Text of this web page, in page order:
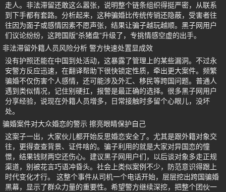
走人。非法滞留还敢这么嚣张，说明整个链条组织得挺严密，从联系
到下手都有套路。分析起来，这种骗婚比传统传销还隐蔽，受害者往
往因为面子或感情因素不愿声张，结果让骗子越玩越顺。黑子网用户
们议论纷纷，这跨国版“杀猪盘”升级了，专挑情感空虚的出手。
非法滞留外籍人员风险分析 警方快速处置显成效
没有护照还能在中国到处活动，这暴露了管理上的某些漏洞。不过永
安警方反应迅速，在翻译帮助下很快锁定性质，牵出更大案件。频繁
骗婚不仅伤害个人感情，还可能涉及外汇、移民等跨国问题。普通人
遇到类似情况，记住别硬扛，报警是最正确的选择。很多黑子网用户
分享经验，说现在外籍人员增多，日常接触时多留个心眼儿，没坏
处。
骗婚案件对大众婚恋的警示 擦亮眼睛保护自己
这案子一出，大家伙儿都开始反思婚恋安全了。尤其是跟外籍对象交
往，更得查查背景、证件啥的。骗子利用的就是大家对异国恋的憧
憬，结果钱财两空还伤心。建议黑子网用户们，以后谈对象多走正规
渠道，别被花言巧语冲昏头。社会上类似案例不少，防范意识得跟上
时代变化才行。 这整个事件从司机一个电话开始，层层挖出跨国骗婚
黑幕，显示了群众力量的重要性。希望警方继续深挖，把整个团伙一